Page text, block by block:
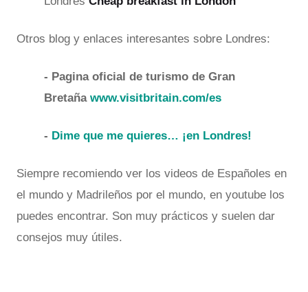
Otros blog y enlaces interesantes sobre Londres:
- Pagina oficial de turismo de Gran
Bretaña www.visitbritain.com/es
- Dime que me quieres… ¡en Londres!
Siempre recomiendo ver los videos de Españoles en
el mundo y Madrileños por el mundo, en youtube los
puedes encontrar. Son muy prácticos y suelen dar
consejos muy útiles.